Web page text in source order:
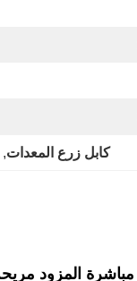
كابل زرع المعدات,